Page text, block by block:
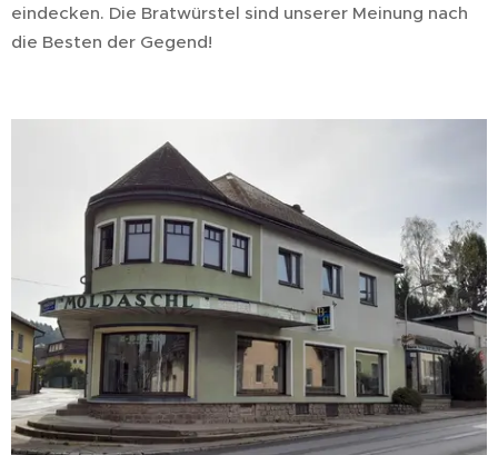
eindecken. Die Bratwürstel sind unserer Meinung nach
die Besten der Gegend!